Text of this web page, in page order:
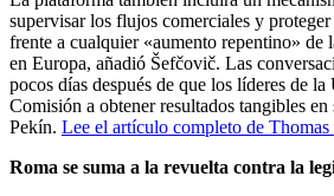
supervisar los flujos comerciales y
frente a cualquier «aumento repentino» de
en Europa, añadió Šefčovič. Las
pocos días después de que los líderes de la
Comisión a obtener resultados tangibles en
Pekín. Lee el artículo completo de
Roma se suma a la revuelta contra la